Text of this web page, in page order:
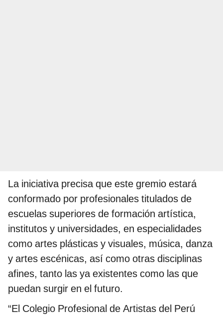
La iniciativa precisa que este gremio estará
conformado por profesionales titulados de
escuelas superiores de formación artística,
institutos y universidades, en especialidades
como artes plásticas y visuales, música, danza
y artes escénicas, así como otras disciplinas
afines, tanto las ya existentes como las que
puedan surgir en el futuro.
“El Colegio Profesional de Artistas del Perú